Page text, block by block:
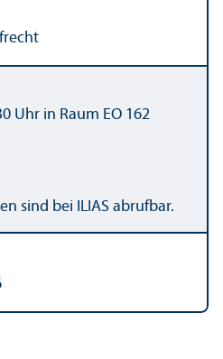
Uhr in Raum EO 162
sind bei ILIAS abrufbar.